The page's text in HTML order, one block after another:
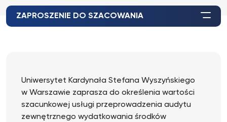
ZAPROSZENIE DO SZACOWANIA
Uniwersytet Kardynała Stefana Wyszyńskiego
w Warszawie zaprasza do określenia wartości
szacunkowej usługi przeprowadzenia audytu
zewnętrznego wydatkowania środków